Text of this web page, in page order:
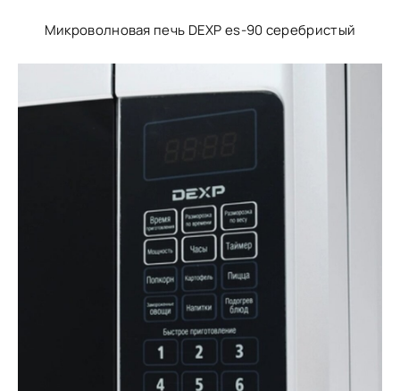
Микроволновая печь DEXP es-90 серебристый